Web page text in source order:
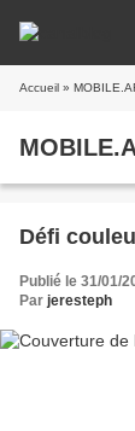
Accueil »
Défi
Publié le 31/01/
Par jeresteph